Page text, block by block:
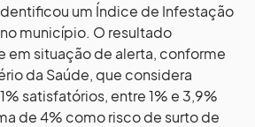
um Índice de Infestação
no município. O resultado
em situação de alerta, conforme
da Saúde, que considera
satisfatórios, entre 1% e 3,9%
de 4% como risco de surto de